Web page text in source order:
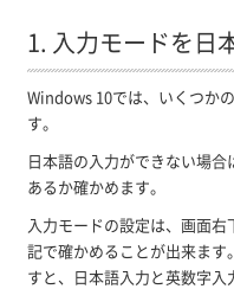
1. 入力モードを日
Windows 10では、いくつか
す。
日本語の入力ができない場
あるか確かめます。
入力モードの設定は、画面
記で確かめることが出来ま
すと、日本語入力と英数字入